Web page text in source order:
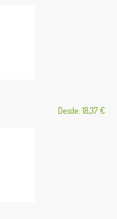
Desde: 18,37 €